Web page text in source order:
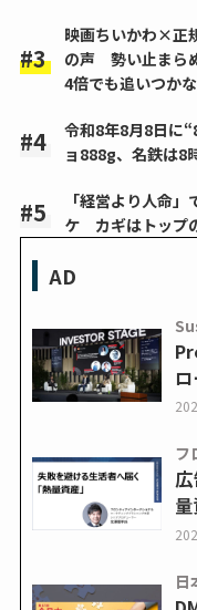
映画ちいかわ×正
の声 勢い止まら
4倍でも追いつか
令和8年8月8日に
ョ888g、名鉄は8
「経営より人命
ケ カギはトップ
AD
フ
日